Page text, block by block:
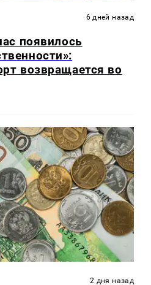
6 дней назад
появилось
возвращается во
2 дня назад